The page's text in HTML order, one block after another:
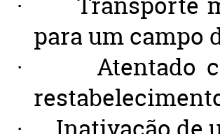
para um campo
·
Atentado